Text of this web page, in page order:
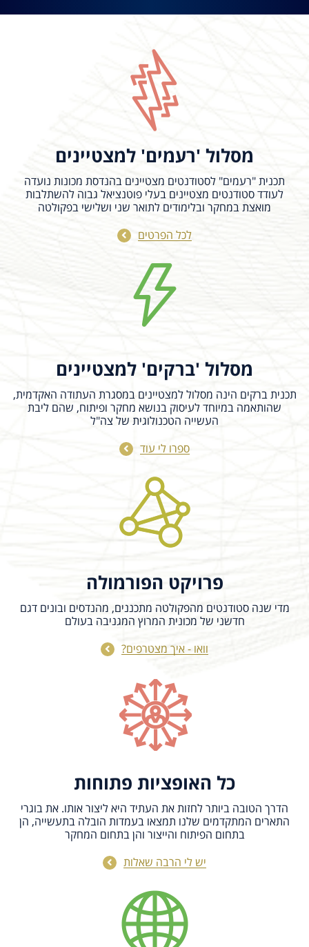
18/08/202614:00 - 14:30
Bursting of Oil-in-Water Emulsion
Bursting bubbles at contaminated air–
water interfaces can aerosolize oil,
microorganisms, microplastics, and other
dispersed oil droplets...
מסלול 'רעמים' למצטיינים
תכנית "רעמים" לסטודנטים מצטיינים בהנדסת מכונות נועדה
לעודד סטודנטים מצטיינים בעלי פוטנציאל גבוה להשתלבות
מואצת במחקר ובלימודים לתואר שני ושלישי בפקולטה
לכל הפרטים
מסלול 'ברקים' למצטיינים
תכנית ברקים הינה מסלול למצטיינים במסגרת העתודה האקדמית,
שהותאמה במיוחד לעיסוק בנושא מחקר ופיתוח, שהם ליבת
העשייה הטכנולוגית של צה"ל
ספרו לי עוד
פרויקט הפורמולה
מדי שנה סטודנטים מהפקולטה מתכננים, מהנדסים ובונים דגם
חדשני של מכונית המרוץ המגניבה בעולם
וואו - איך מצטרפים?
כל האופציות פתוחות
הדרך הטובה ביותר לחזות את העתיד היא ליצור אותו. את בוגרי
התארים המתקדמים שלנו תמצאו בעמדות הובלה בתעשייה, הן
בתחום הפיתוח והייצור והן בתחום המחקר
יש לי הרבה שאלות